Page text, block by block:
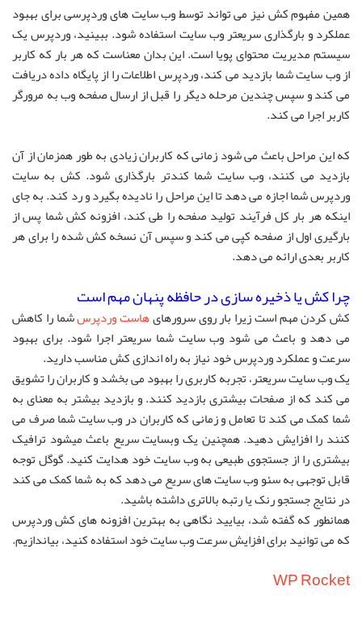
همین مفهوم کش نیز می تواند توسط وب سایت های وردپرسی برای بهبود
عملکرد و بارگذاری سریعتر وب سایت استفاده شود. ببینید، وردپرس یک
سیستم مدیریت محتوای پویا است. این بدان معناست که هر بار که کاربر
از وب سایت شما بازدید می کند، وردپرس اطلاعات را از پایگاه داده دریافت
می کند و سپس چندین مرحله دیگر را قبل از ارسال صفحه وب به مرورگر
کاربر اجرا می کند.
که این مراحل باعث می شود زمانی که کاربران زیادی به طور همزمان از آن
بازدید می کنند، وب سایت شما کندتر بارگذاری شود. کش به سایت
وردپرس شما اجازه می دهد تا این مراحل را نادیده بگیرد و رد کند. به جای
اینکه هر بار کل فرآیند تولید صفحه را طی کند، افزونه کش شما پس از
بارگیری اول از صفحه کپی می کند و سپس آن نسخه کش شده را برای هر
کاربر بعدی ارائه می دهد.
چرا کش یا ذخیره سازی در حافظه پنهان مهم است
کش کردن مهم است زیرا بار روی سرورهایهاست وردپرسشما را کاهش
می دهد و باعث می شود وب سایت شما سریعتر اجرا شود. برای بهبود
سرعت و عملکرد وردپرس خود نیاز به راه اندازی کش مناسب دارید.
یک وب سایت سریعتر، تجربه کاربری را بهبود می بخشد و کاربران را تشویق
می کند که از صفحات بیشتری بازدید کنند. و بازدید بیشتر به معنای به
شما کمک می کند تا تعامل و زمانی که کاربران در وب سایت شما صرف می
کنند را افزایش دهید. همچنین یک وبسایت سریع باعث میشود ترافیک
بیشتری را از جستجوی طبیعی به وب سایت خود هدایت کنید. گوگل توجه
قابل توجهی به سئو وب سایت های سریع می دهد که به شما کمک می کند
در نتایج جستجو رنک یا رتبه بالاتری داشته باشید.
همانطور که گفته شد، بیایید نگاهی به بهترین افزونه های کش وردپرس
که می توانید برای افزایش سرعت وب سایت خود استفاده کنید، بیاندازیم.
WP Rocket